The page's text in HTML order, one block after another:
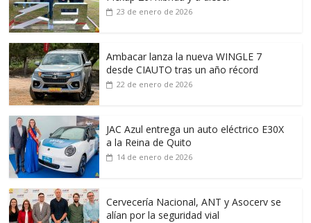
23 de enero de 2026
Ambacar lanza la nueva WINGLE 7
desde CIAUTO tras un año récord
22 de enero de 2026
JAC Azul entrega un auto eléctrico E30X
a la Reina de Quito
14 de enero de 2026
Cervecería Nacional, ANT y Asocerv se
alían por la seguridad vial